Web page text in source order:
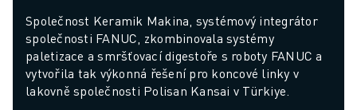
Společnost Keramik Makina, systémový integrátor
společnosti FANUC, zkombinovala systémy
paletizace a smršťovací digestoře s roboty FANUC a
vytvořila tak výkonná řešení pro koncové linky v
lakovně společnosti Polisan Kansai v Türkiye.